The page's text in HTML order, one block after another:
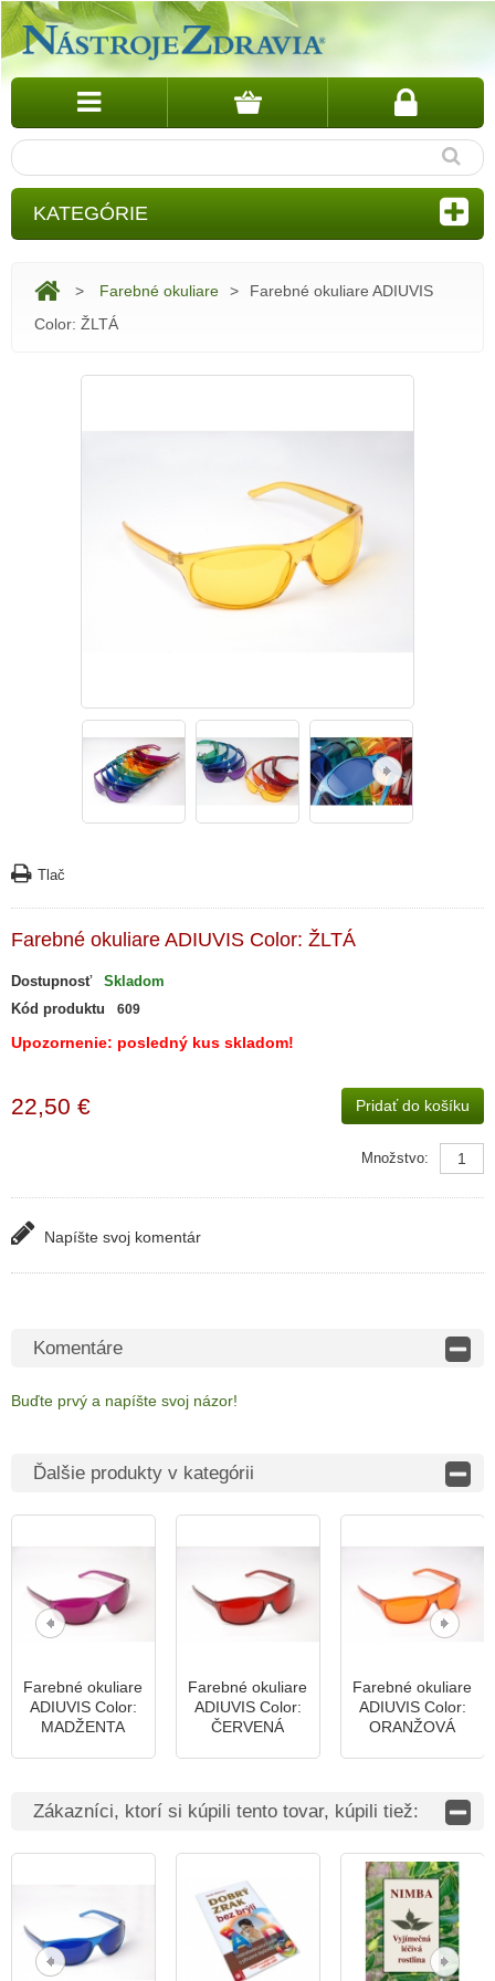
KATEGÓRIE
> Farebné okuliare >
Farebné okuliare ADIUVIS
Color: ŽLTÁ
Tlač
Farebné okuliare ADIUVIS Color: ŽLTÁ
Dostupnosť
Skladom
Kód produktu
609
Upozornenie: posledný kus skladom!
22,50 € Pridať do košíku
Množstvo:
Napíšte svoj ​​komentár
Komentáre
Buďte prvý a napíšte svoj ​​názor!
Ďalšie produkty v kategórii
Farebné okuliare
ADIUVIS Color:
MADŽENTA
Farebné okuliare
ADIUVIS Color:
ČERVENÁ
Farebné okuliare
ADIUVIS Color:
ORANŽOVÁ
Zákazníci, ktorí si kúpili tento tovar, kúpili tiež: